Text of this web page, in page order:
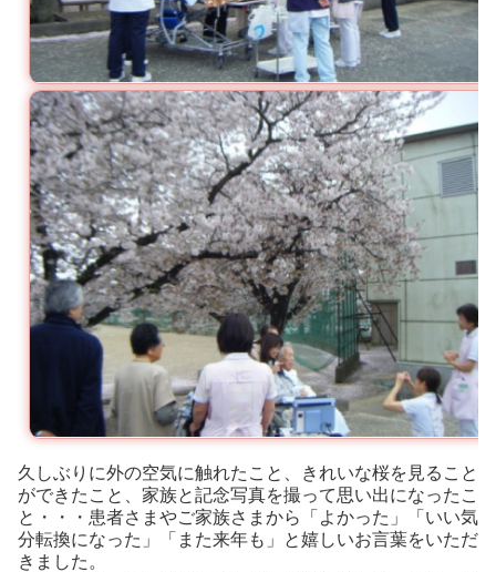
久しぶりに外の空気に触れたこと、きれいな桜を見ること
ができたこと、家族と記念写真を撮って思い出になったこ
と・・・患者さまやご家族さまから「よかった」「いい気
分転換になった」「また来年も」と嬉しいお言葉をいただ
きました。